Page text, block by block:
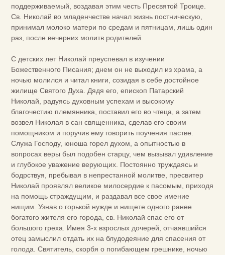
поддерживаемый, воздавая этим честь Пресвятой Троице.
Св. Николай во младенчестве начал жизнь постническую,
принимал молоко матери по средам и пятницам, лишь один
раз, после вечерних молитв родителей.
С детских лет Николай преуспевал в изучении
Божественного Писания; днем он не выходил из храма, а
ночью молился и читал книги, созидая в себе достойное
жилище Святого Духа. Дядя его, епископ Патарский
Николай, радуясь духовным успехам и высокому
благочестию племянника, поставил его во чтеца, а затем
возвел Николая в сан священника, сделав его своим
помощником и поручив ему говорить поучения пастве.
Служа Господу, юноша горел духом, а опытностью в
вопросах веры был подобен старцу, чем вызывал удивление
и глубокое уважение верующих. Постоянно труждаясь и
бодрствуя, пребывая в непрестанной молитве, пресвитер
Николай проявлял великое милосердие к пасомым, приходя
на помощь страждущим, и раздавал все свое имение
нищим. Узнав о горькой нужде и нищете одного ранее
богатого жителя его города, св. Николай спас его от
большого греха. Имея 3-х взрослых дочерей, отчаявшийся
отец замыслил отдать их на блудодеяние для спасения от
голода. Святитель, скорбя о погибающем грешнике, ночью